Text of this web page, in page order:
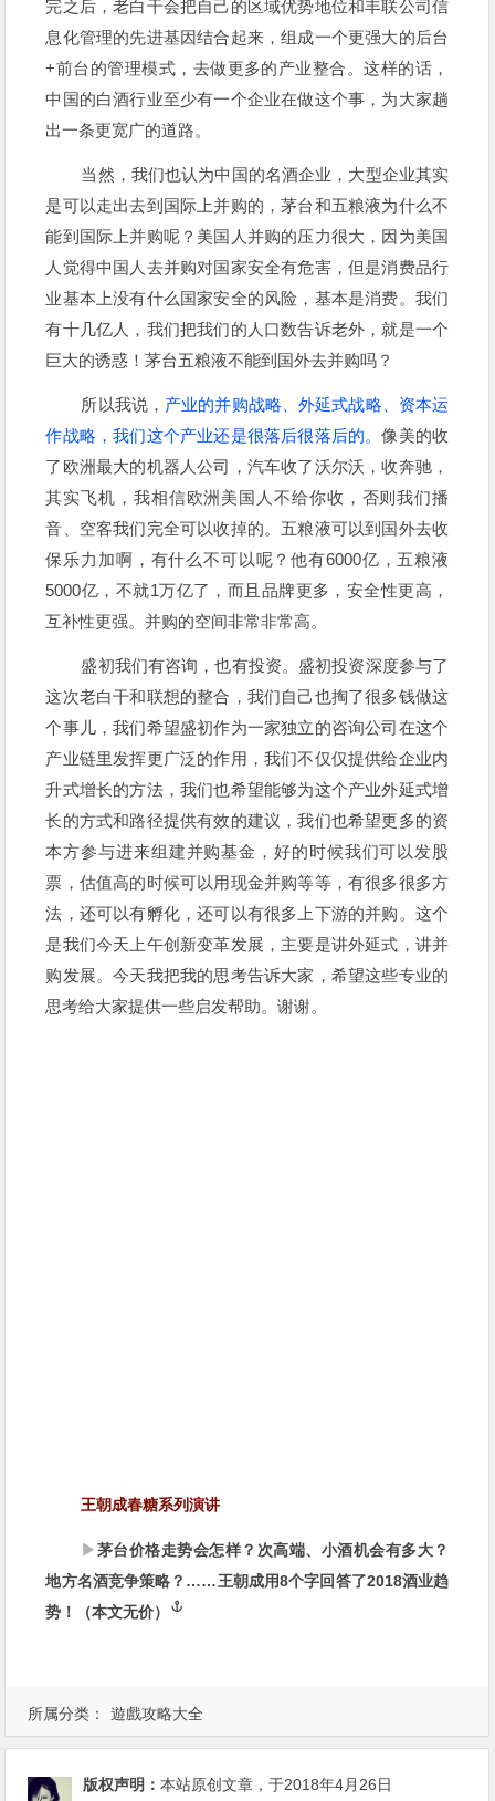
所属分类： 遊戲攻略大全
完之后，老白干会把自己的区域优势地位和丰联公司信
息化管理的先进基因结合起来，组成一个更强大的后台
+前台的管理模式，去做更多的产业整合。这样的话，
中国的白酒行业至少有一个企业在做这个事，为大家趟
出一条更宽广的道路。
当然，我们也认为中国的名酒企业，大型企业其实
是可以走出去到国际上并购的，茅台和五粮液为什么不
能到国际上并购呢？美国人并购的压力很大，因为美国
人觉得中国人去并购对国家安全有危害，但是消费品行
业基本上没有什么国家安全的风险，基本是消费。我们
有十几亿人，我们把我们的人口数告诉老外，就是一个
巨大的诱惑！茅台五粮液不能到国外去并购吗？
所以我说， 产业的并购战略、外延式战略、资本运
作战略，我们这个产业还是很落后很落后的。像美的收
了欧洲最大的机器人公司，汽车收了沃尔沃，收奔驰，
其实飞机，我相信欧洲美国人不给你收，否则我们播
音、空客我们完全可以收掉的。五粮液可以到国外去收
保乐力加啊，有什么不可以呢？他有6000亿，五粮液
5000亿，不就1万亿了，而且品牌更多，安全性更高，
互补性更强。并购的空间非常非常高。
盛初我们有咨询，也有投资。盛初投资深度参与了
这次老白干和联想的整合，我们自己也掏了很多钱做这
个事儿，我们希望盛初作为一家独立的咨询公司在这个
产业链里发挥更广泛的作用，我们不仅仅提供给企业内
升式增长的方法，我们也希望能够为这个产业外延式增
长的方式和路径提供有效的建议，我们也希望更多的资
本方参与进来组建并购基金，好的时候我们可以发股
票，估值高的时候可以用现金并购等等，有很多很多方
法，还可以有孵化，还可以有很多上下游的并购。这个
是我们今天上午创新变革发展，主要是讲外延式，讲并
购发展。今天我把我的思考告诉大家，希望这些专业的
思考给大家提供一些启发帮助。谢谢。
王朝成春糖系列演讲
▶茅台价格走势会怎样？次高端、小酒机会有多大？
地方名酒竞争策略？……王朝成用8个字回答了2018酒业趋
势！（本文无价）
版权声明：本站原创文章，于2018年4月26日